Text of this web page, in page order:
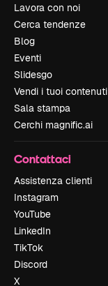
Lavora con noi
Cerca tendenze
Blog
Eventi
Slidesgo
Vendi i tuoi contenuti
Sala stampa
Cerchi magnific.ai
Contattaci
Assistenza clienti
Instagram
YouTube
LinkedIn
TikTok
Discord
X